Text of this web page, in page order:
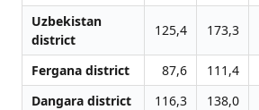
Uzbekistan
district
125,4 173,3
Fergana district 87,6 111,4
Dangara district
116,3 138,0